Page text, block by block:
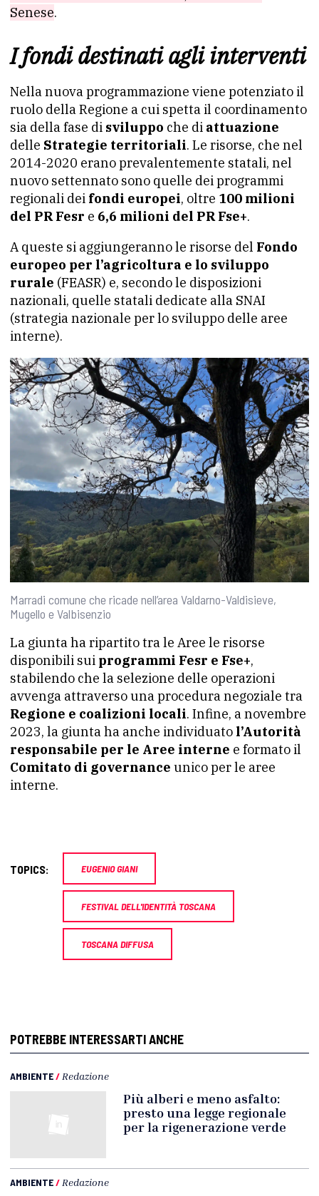
Senese.
I fondi destinati agli interventi
Nella nuova programmazione viene potenziato il
ruolo della Regione a cui spetta il coordinamento
sia della fase di sviluppo che di attuazione
delle Strategie territoriali. Le risorse, che nel
2014-2020 erano prevalentemente statali, nel
nuovo settennato sono quelle dei programmi
regionali dei fondi europei, oltre 100 milioni
del PR Fesr e 6,6 milioni del PR Fse+.
A queste si aggiungeranno le risorse del Fondo
europeo per l’agricoltura e lo sviluppo
rurale (FEASR) e, secondo le disposizioni
nazionali, quelle statali dedicate alla SNAI
(strategia nazionale per lo sviluppo delle aree
interne).
Marradi comune che ricade nell’area Valdarno-Valdisieve,
Mugello e Valbisenzio
La giunta ha ripartito tra le Aree le risorse
disponibili sui programmi Fesr e Fse+,
stabilendo che la selezione delle operazioni
avvenga attraverso una procedura negoziale tra
Regione e coalizioni locali. Infine, a novembre
2023, la giunta ha anche individuato l’Autorità
responsabile per le Aree interne e formato il
Comitato di governance unico per le aree
interne.
TOPICS: EUGENIO GIANI
FESTIVAL DELL'IDENTITÀ TOSCANA
TOSCANA DIFFUSA
POTREBBE INTERESSARTI ANCHE
AMBIENTE/ Redazione
Più alberi e meno asfalto:
presto una legge regionale
per la rigenerazione verde
AMBIENTE/ Redazione